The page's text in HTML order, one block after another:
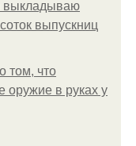
выкладываю
выпускниц
том, что
в руках у